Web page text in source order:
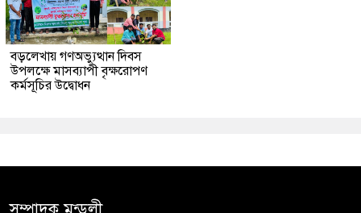
বড়লেখায় গণঅভ্যুত্থান দিবস
উপলক্ষে মাসব্যাপী বৃক্ষরোপণ
কর্মসূচির উদ্বোধন